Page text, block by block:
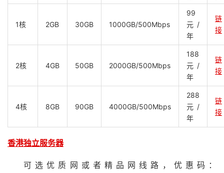
1核 2GB 30GB 1000GB/500Mbps
99
元/
年
链
接
2核 4GB 50GB 2000GB/500Mbps
188
元/
年
链
接
4核 8GB 90GB 4000GB/500Mbps
288
元/
年
链
接
香港独立服务器
可选优质网或者精品网线路，优惠码：